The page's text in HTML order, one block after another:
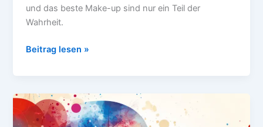
und das beste Make-up sind nur ein Teil der
Wahrheit.
Der
den
Models
vor
Beitrag lesen »